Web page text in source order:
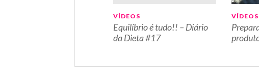
VÍDEOS
Equilíbrio é tudo!! – Diário
da Dieta #17
VÍDEOS